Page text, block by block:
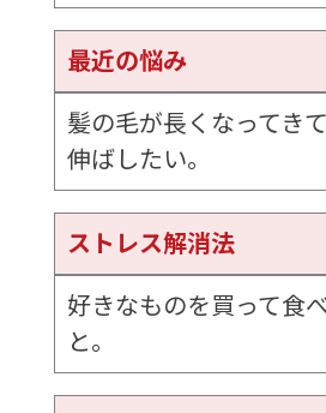
最近の悩み
髪の毛が長くなってき
伸ばしたい。
ストレス解消法
好きなものを買って食
と。